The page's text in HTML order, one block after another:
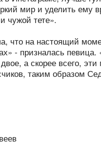
мир и уделить ему
чужой тете».
что на настоящий
- призналась певица.
а скорее всего,
таким образом